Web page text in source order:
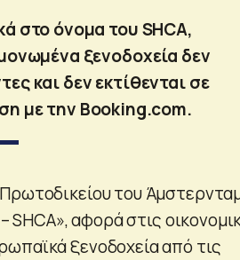
στο όνομα του SHCA,
ξενοδοχεία δεν
και δεν εκτίθενται σε
με την Booking.com.
του
αφορά στις
ξενοδοχεία από τις